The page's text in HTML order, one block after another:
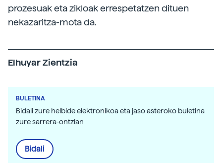
prozesuak eta zikloak errespetatzen dituen
nekazaritza-mota da.
Elhuyar Zientzia
BULETINA
Bidali zure helbide elektronikoa eta jaso asteroko buletina
zure sarrera-ontzian
Bidali